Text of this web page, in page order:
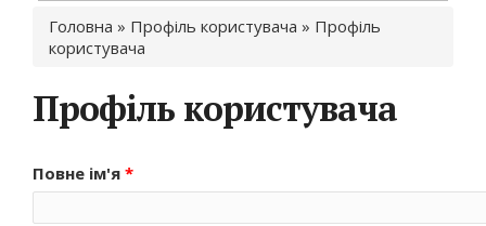
Ви є тут
Головна » Профіль користувача » Профіль
користувача
Профіль користувача
Повне ім'я *